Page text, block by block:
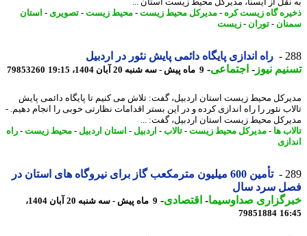
از ایسنا، مدیرکل محیط زیست استان ...
گاه زیست کره-مدیرکل محیط زیست-محیط زیست-تصویری- استان
-توران- زیست
راه اندازی پایگاه دائمی پایش نئور در اردبیل
نیوز-اجتماعی-9 ماه پیش - سه شنبه 20 آبان 1404، 19:15 79853260
محیط زیست استان اردبیل، گفت: تلاش می کنیم تا پایگاه دائمی پایش
نئور را راه اندازی کرده و در این بستر اقدامات نظارتی خوبی را انجام دهیم. -
محیط زیست استان اردبیل، گفت: ...
ها- مدیرکل محیط زیست-تالاب-اردبیل -استان اردبیل -محیط زیست-راه
تأمین 600 میلیون مترمکعب گاز برای نیروگاه های استان در
سرد سال
صداوسیما-اقتصادی-
9 ماه پیش - سه شنبه 20 آبان 1404،
79851884